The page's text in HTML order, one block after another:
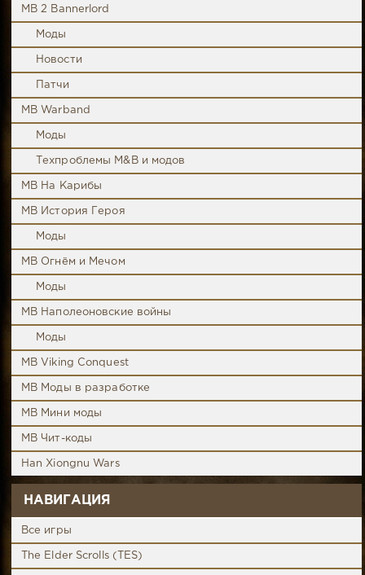
MB 2 Bannerlord
Моды
Новости
Патчи
MB Warband
Моды
Техпроблемы M&B и модов
MB На Карибы
MB История Героя
Моды
MB Огнём и Мечом
Моды
MB Наполеоновские войны
Моды
MB Viking Conquest
MB Моды в разработке
MB Мини моды
MB Чит-коды
Han Xiongnu Wars
НАВИГАЦИЯ
Все игры
The Elder Scrolls (TES)